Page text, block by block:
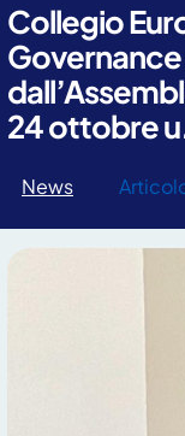
Collegio
24 ottobre
News